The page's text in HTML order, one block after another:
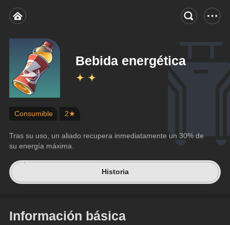
Bebida energética
Consumible 2★
Tras su uso, un aliado recupera inmediatamente un 30% de
su energía máxima.
Historia
Información básica